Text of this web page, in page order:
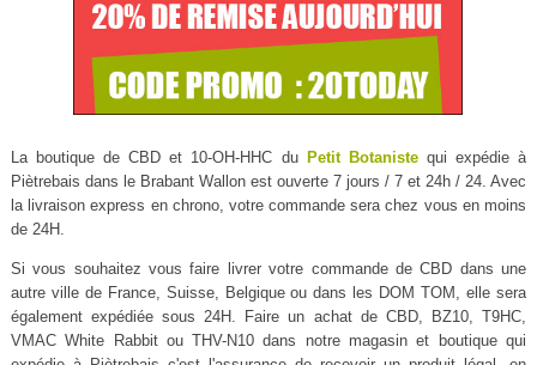
La boutique de CBD et 10-OH-HHC du Petit Botanistequi expédie à
Piètrebais dans le Brabant Wallon est ouverte 7 jours / 7 et 24h / 24. Avec
la livraison express en chrono, votre commande sera chez vous en moins
de 24H.
Si vous souhaitez vous faire livrer votre commande de CBD dans une
autre ville de France, Suisse, Belgique ou dans les DOM TOM, elle sera
également expédiée sous 24H. Faire un achat de CBD, BZ10, T9HC,
VMAC White Rabbit ou THV-N10 dans notre magasin et boutique qui